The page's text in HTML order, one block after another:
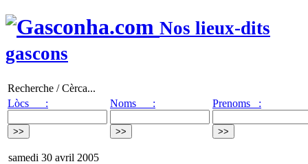
Nos lieux-dits
gascons
Recherche / Cèrca...
Lòcs :
Noms : Prenoms :
samedi 30 avril 2005